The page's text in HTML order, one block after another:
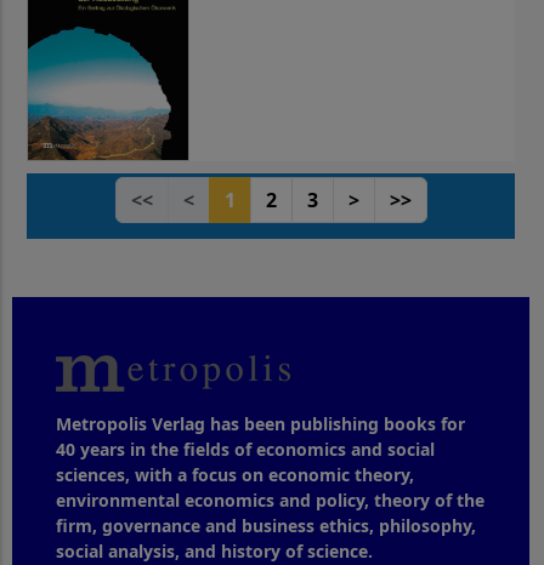
<< < 1 2 3 > >>
Metropolis Verlag has been publishing books for
40 years in the fields of economics and social
sciences, with a focus on economic theory,
environmental economics and policy, theory of the
firm, governance and business ethics, philosophy,
social analysis, and history of science.